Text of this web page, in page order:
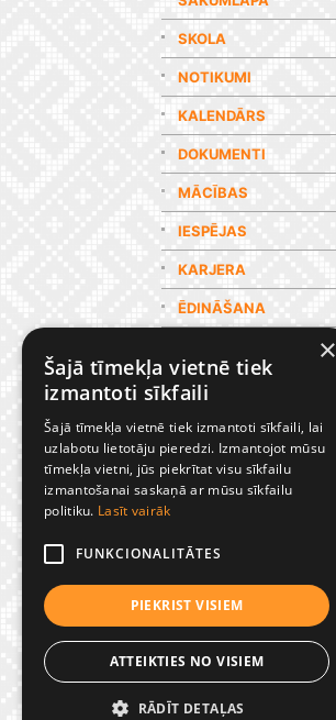
SKOLA
NOTIKUMI
KALENDĀRS
DOKUMENTI
MĀCĪBAS
IESPĒJAS
KARJERA
ĒDINĀŠANA
×
Šajā tīmekļa vietnē tiek
izmantoti sīkfaili
Šajā tīmekļa vietnē tiek izmantoti sīkfaili, lai
uzlabotu lietotāju pieredzi. Izmantojot mūsu
tīmekļa vietni, jūs piekrītat visu sīkfailu
izmantošanai saskaņā ar mūsu sīkfailu
politiku. Lasīt vairāk
FUNKCIONALITĀTES
PIEKRIST VISIEM
ATTEIKTIES NO VISIEM
RĀDĪT DETAĻAS